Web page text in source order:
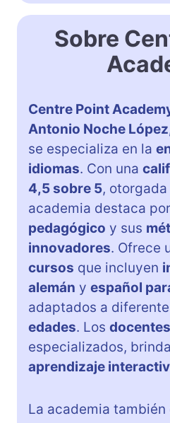
Sobre
Centre Point
Antonio Noche
se especializa en la
idiomas. Con una
4,5 sobre 5,
academia destaca
pedagógico y sus
innovadores. Ofrece
cursos que incluyen
alemán y español
adaptados a
edades. Los docentes
especializados,
aprendizaje
La academia también